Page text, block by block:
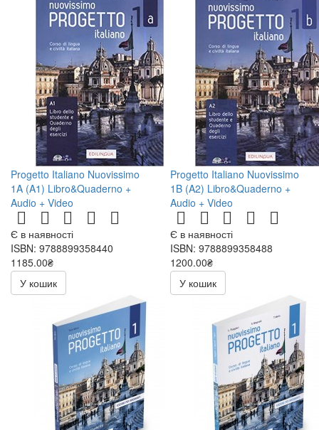
Progetto Italiano Nuovissimo
1A (A1) Libro&Quaderno +
Audio + Video
Є в наявності
ISBN: 9788899358440
1185.00₴
У кошик
Progetto Italiano Nuovissimo
1B (A2) Libro&Quaderno +
Audio + Video
Є в наявності
ISBN: 9788899358488
1200.00₴
У кошик